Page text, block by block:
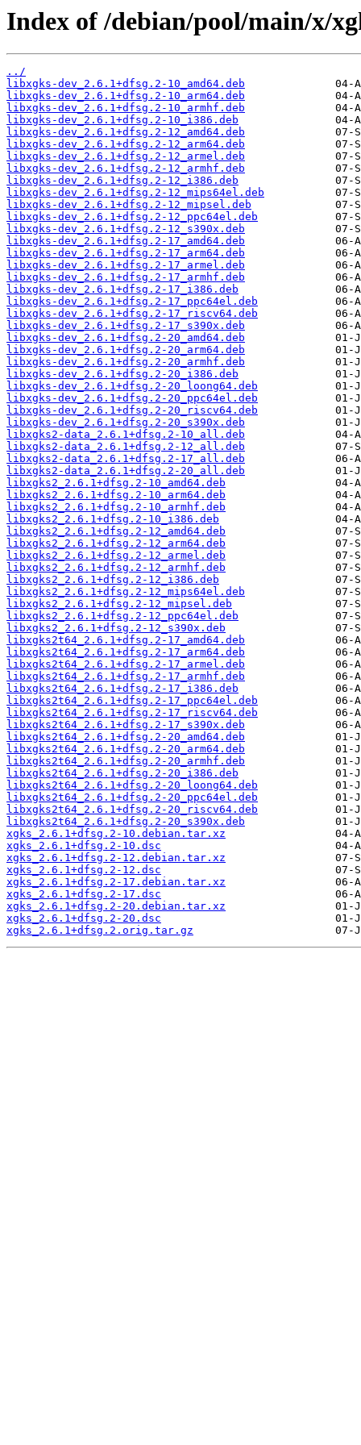
Index of /debian/pool/main/x/
../
libxgks-dev_2.6.1+dfsg.2-10_amd64.deb
libxgks-dev_2.6.1+dfsg.2-10_arm64.deb
libxgks-dev_2.6.1+dfsg.2-10_armhf.deb
libxgks-dev_2.6.1+dfsg.2-10_i386.deb
libxgks-dev_2.6.1+dfsg.2-12_amd64.deb
libxgks-dev_2.6.1+dfsg.2-12_arm64.deb
libxgks-dev_2.6.1+dfsg.2-12_armel.deb
libxgks-dev_2.6.1+dfsg.2-12_armhf.deb
libxgks-dev_2.6.1+dfsg.2-12_i386.deb
libxgks-dev_2.6.1+dfsg.2-12_mips64el.deb
libxgks-dev_2.6.1+dfsg.2-12_mipsel.deb
libxgks-dev_2.6.1+dfsg.2-12_ppc64el.deb
libxgks-dev_2.6.1+dfsg.2-12_s390x.deb
libxgks-dev_2.6.1+dfsg.2-17_amd64.deb
libxgks-dev_2.6.1+dfsg.2-17_arm64.deb
libxgks-dev_2.6.1+dfsg.2-17_armel.deb
libxgks-dev_2.6.1+dfsg.2-17_armhf.deb
libxgks-dev_2.6.1+dfsg.2-17_i386.deb
libxgks-dev_2.6.1+dfsg.2-17_ppc64el.deb
libxgks-dev_2.6.1+dfsg.2-17_riscv64.deb
libxgks-dev_2.6.1+dfsg.2-17_s390x.deb
libxgks-dev_2.6.1+dfsg.2-20_amd64.deb
libxgks-dev_2.6.1+dfsg.2-20_arm64.deb
libxgks-dev_2.6.1+dfsg.2-20_armhf.deb
libxgks-dev_2.6.1+dfsg.2-20_i386.deb
libxgks-dev_2.6.1+dfsg.2-20_loong64.deb
libxgks-dev_2.6.1+dfsg.2-20_ppc64el.deb
libxgks-dev_2.6.1+dfsg.2-20_riscv64.deb
libxgks-dev_2.6.1+dfsg.2-20_s390x.deb
libxgks2-data_2.6.1+dfsg.2-10_all.deb
libxgks2-data_2.6.1+dfsg.2-12_all.deb
libxgks2-data_2.6.1+dfsg.2-17_all.deb
libxgks2-data_2.6.1+dfsg.2-20_all.deb
libxgks2_2.6.1+dfsg.2-10_amd64.deb
libxgks2_2.6.1+dfsg.2-10_arm64.deb
libxgks2_2.6.1+dfsg.2-10_armhf.deb
libxgks2_2.6.1+dfsg.2-10_i386.deb
libxgks2_2.6.1+dfsg.2-12_amd64.deb
libxgks2_2.6.1+dfsg.2-12_arm64.deb
libxgks2_2.6.1+dfsg.2-12_armel.deb
libxgks2_2.6.1+dfsg.2-12_armhf.deb
libxgks2_2.6.1+dfsg.2-12_i386.deb
libxgks2_2.6.1+dfsg.2-12_mips64el.deb
libxgks2_2.6.1+dfsg.2-12_mipsel.deb
libxgks2_2.6.1+dfsg.2-12_ppc64el.deb
libxgks2_2.6.1+dfsg.2-12_s390x.deb
libxgks2t64_2.6.1+dfsg.2-17_amd64.deb
libxgks2t64_2.6.1+dfsg.2-17_arm64.deb
libxgks2t64_2.6.1+dfsg.2-17_armel.deb
libxgks2t64_2.6.1+dfsg.2-17_armhf.deb
libxgks2t64_2.6.1+dfsg.2-17_i386.deb
libxgks2t64_2.6.1+dfsg.2-17_ppc64el.deb
libxgks2t64_2.6.1+dfsg.2-17_riscv64.deb
libxgks2t64_2.6.1+dfsg.2-17_s390x.deb
libxgks2t64_2.6.1+dfsg.2-20_amd64.deb
libxgks2t64_2.6.1+dfsg.2-20_arm64.deb
libxgks2t64_2.6.1+dfsg.2-20_armhf.deb
libxgks2t64_2.6.1+dfsg.2-20_i386.deb
libxgks2t64_2.6.1+dfsg.2-20_loong64.deb
libxgks2t64_2.6.1+dfsg.2-20_ppc64el.deb
libxgks2t64_2.6.1+dfsg.2-20_riscv64.deb
libxgks2t64_2.6.1+dfsg.2-20_s390x.deb
xgks_2.6.1+dfsg.2-10.debian.tar.xz
xgks_2.6.1+dfsg.2-10.dsc
xgks_2.6.1+dfsg.2-12.debian.tar.xz
xgks_2.6.1+dfsg.2-12.dsc
xgks_2.6.1+dfsg.2-17.debian.tar.xz
xgks_2.6.1+dfsg.2-17.dsc
xgks_2.6.1+dfsg.2-20.debian.tar.xz
xgks_2.6.1+dfsg.2-20.dsc
xgks_2.6.1+dfsg.2.orig.tar.gz